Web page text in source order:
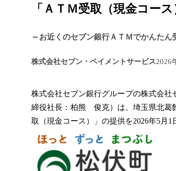
「ＡＴＭ受取（現金コー
～お近くのセブン銀行ＡＴＭでかんたん
株式会社セブン・ペイメントサービス2026
株式会社セブン銀行グループの株式会
締役社長：柏熊 俊克）は、埼玉県北
取（現金コース）」の提供を2026年5月1